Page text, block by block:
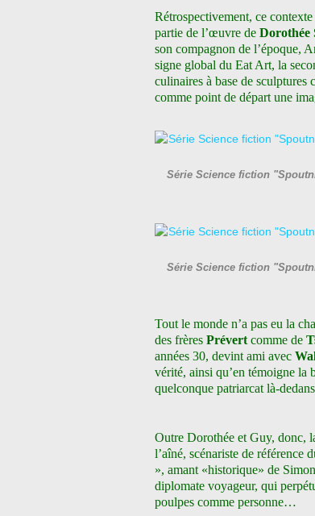
Rétrospectivement, ce
partie de l’œuvre de Dorothée
son compagnon de l’époque,
signe global du Eat Art, la
culinaires à base de sculptures
comme point de départ une
Série Science fiction
Série Science fiction
Tout le monde n’a pas eu la
des frères Prévert comme de
années 30, devint ami avec
vérité, ainsi qu’en témoigne la
quelconque patriarcat là-
Outre Dorothée et Guy, donc,
l’aîné, scénariste de référence
», amant «historique» de
diplomate voyageur, qui
poulpes comme personne…